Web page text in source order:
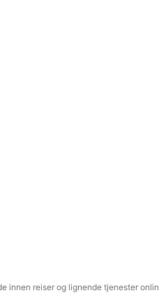
innen reiser og lignende tjenester